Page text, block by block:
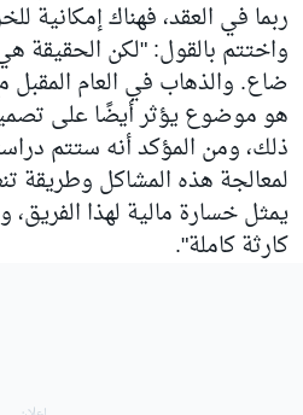
ربما في العقد، فهناك إمكانية
واختتم بالقول: "لكن الحقيقة
ضاع. والذهاب في العام
هو موضوع يؤثر أيضًا على
ذلك، ومن المؤكد أنه ستتم
لمعالجة هذه المشاكل وطريقة
يمثل خسارة مالية لهذا
كارثة كاملة".